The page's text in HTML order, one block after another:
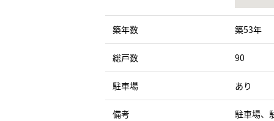
築年数 築53年
総戸数 90
駐車場 あり
備考 駐車場、